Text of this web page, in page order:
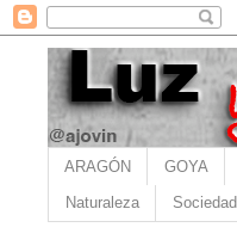
ARAGÓN GOYA
Naturaleza Sociedad